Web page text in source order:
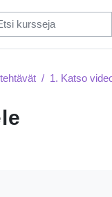
1. Katso